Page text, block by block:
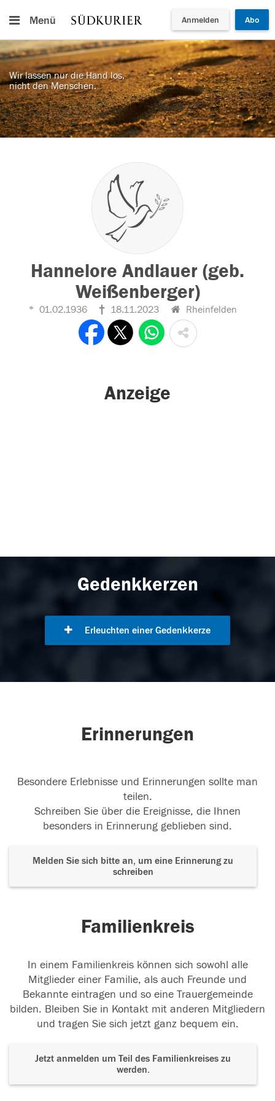
Menü Anmelden Abo
Wir lassen nur die Hand los,
nicht den Menschen.
Hannelore Andlauer (geb.
Weißenberger)
01.02.1936 18.11.2023 Rheinfelden
Anzeige
Gedenkkerzen
Erleuchten einer Gedenkkerze
Erinnerungen
Besondere Erlebnisse und Erinnerungen sollte man
teilen.
Schreiben Sie über die Ereignisse, die Ihnen
besonders in Erinnerung geblieben sind.
Melden Sie sich bitte an, um eine Erinnerung zu
schreiben
Familienkreis
In einem Familienkreis können sich sowohl alle
Mitglieder einer Familie, als auch Freunde und
Bekannte eintragen und so eine Trauergemeinde
bilden. Bleiben Sie in Kontakt mit anderen Mitgliedern
und tragen Sie sich jetzt ganz bequem ein.
Jetzt anmelden um Teil des Familienkreises zu
werden.